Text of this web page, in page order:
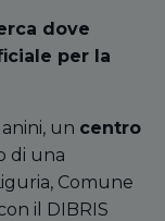
dove
per la
un centro
di una
Comune
il DIBRIS